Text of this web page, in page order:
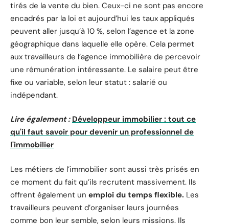
tirés de la vente du bien. Ceux-ci ne sont pas encore
encadrés par la loi et aujourd’hui les taux appliqués
peuvent aller jusqu’à 10 %, selon l’agence et la zone
géographique dans laquelle elle opère. Cela permet
aux travailleurs de l’agence immobilière de percevoir
une rémunération intéressante. Le salaire peut être
fixe ou variable, selon leur statut : salarié ou
indépendant.
Lire également : Développeur immobilier : tout ce
qu'il faut savoir pour devenir un professionnel de
l'immobilier
Les métiers de l’immobilier sont aussi très prisés en
ce moment du fait qu’ils recrutent massivement. Ils
offrent également un emploi du temps flexible. Les
travailleurs peuvent d’organiser leurs journées
comme bon leur semble, selon leurs missions. Ils